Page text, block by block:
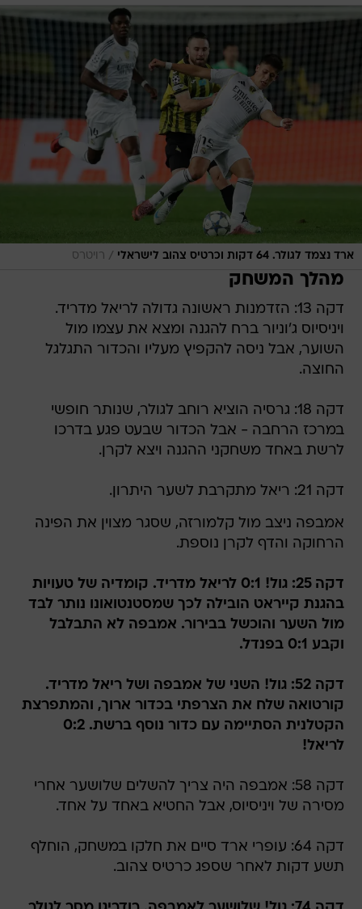
ארד נצמד לגולר. 64 דקות וכרטיס צהוב לישראלי / רויטרס
מהלך המשחק
דקה 13: הזדמנות ראשונה גדולה לריאל מדריד.
ויניסיוס ג'וניור ברח להגנה ומצא את עצמו מול
השוער, אבל ניסה להקפיץ מעליו והכדור התגלגל
החוצה.
דקה 18: גרסיה הוציא רוחב לגולר, שנותר חופשי
במרכז הרחבה - אבל הכדור שבעט פגע בדרכו
לרשת באחד משחקני ההגנה ויצא לקרן.
דקה 21: ריאל מתקרבת לשער היתרון.
אמבפה ניצב מול קלמורזה, שסגר מצוין את הפינה
הרחוקה והדף לקרן נוספת.
דקה 25: גול! 0:1 לריאל מדריד. קומדיה של טעויות
בהגנת קייראט הובילה לכך שמסטנטואונו נותר לבד
מול השער והוכשל בבירור. אמבפה לא התבלבל
וקבע 0:1 בפנדל.
דקה 52: גול! השני של אמבפה ושל ריאל מדריד.
קורטואה שלח את הצרפתי בכדור ארוך, והמתפרצת
הקטלנית הסתיימה עם כדור נוסף ברשת. 0:2
לריאל!
דקה 58: אמבפה היה צריך להשלים שלושער אחרי
מסירה של ויניסיוס, אבל החטיא באחד על אחד.
דקה 64: עופרי ארד סיים את חלקו במשחק, הוחלף
תשע דקות לאחר שספג כרטיס צהוב.